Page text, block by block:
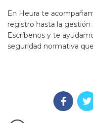
En Heura te
registro hasta la gestión
Escríbenos y te
seguridad normativa